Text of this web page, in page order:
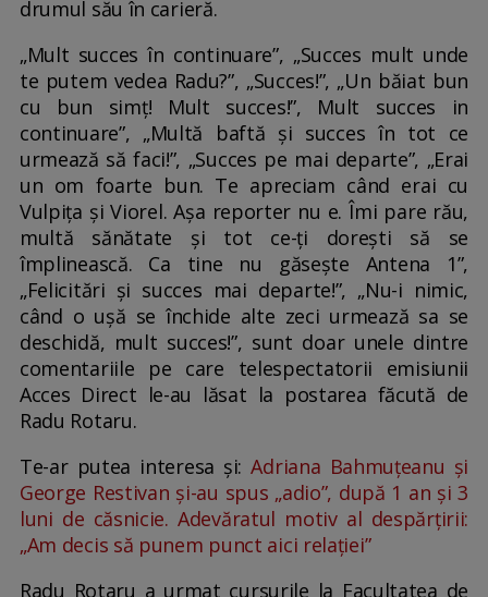
drumul său în carieră.
„Mult succes în continuare”, „Succes mult unde
te putem vedea Radu?”, „Succes!”, „Un băiat bun
cu bun simț! Mult succes!”, Mult succes in
continuare”, „Multă baftă și succes în tot ce
urmează să faci!”, „Succes pe mai departe”, „Erai
un om foarte bun. Te apreciam când erai cu
Vulpița și Viorel. Așa reporter nu e. Îmi pare rău,
multă sănătate și tot ce-ți dorești să se
împlinească. Ca tine nu găsește Antena 1”,
„Felicitări și succes mai departe!”, „Nu-i nimic,
când o ușă se închide alte zeci urmează sa se
deschidă, mult succes!”, sunt doar unele dintre
comentariile pe care telespectatorii emisiunii
Acces Direct le-au lăsat la postarea făcută de
Radu Rotaru.
Te-ar putea interesa și:Adriana Bahmuțeanu și
George Restivan și-au spus „adio”, după 1 an și 3
luni de căsnicie. Adevăratul motiv al despărțirii:
„Am decis să punem punct aici relației”
Radu Rotaru a urmat cursurile la Facultatea de